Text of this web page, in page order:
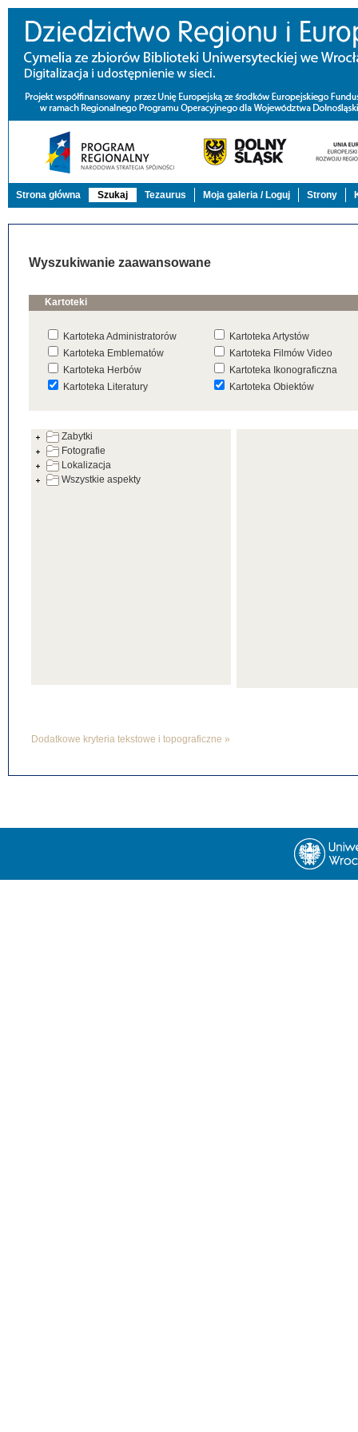
Strona główna Szukaj Tezaurus Moja galeria / Loguj Strony
Wyszukiwanie zaawansowane
Kartoteki
Kartoteka Administratorów
Kartoteka Artystów
Kartoteka Emblematów
Kartoteka Filmów Video
Kartoteka Herbów
Kartoteka Ikonograficzna
Kartoteka Literatury
Kartoteka Obiektów
Kartoteka Warsztatów
Kartoteka Zabytków
Zabytki
Fotografie
Lokalizacja
Wszystkie aspekty
Dodatkowe kryteria tekstowe i topograficzne »